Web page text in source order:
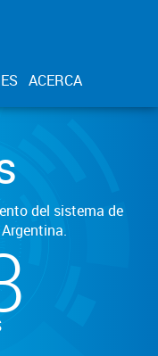
ACERCA
del sistema de